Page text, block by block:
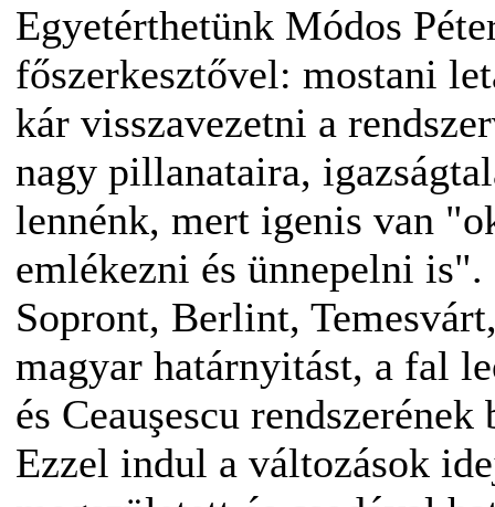
Egyetérthetünk Módos
főszerkesztővel: mostani
kár visszavezetni a
nagy pillanataira,
lennénk, mert igenis van
emlékezni és ünnepelni is".
Sopront, Berlint,
magyar határnyitást, a fal
és Ceauşescu rendszerének
Ezzel indul a változások